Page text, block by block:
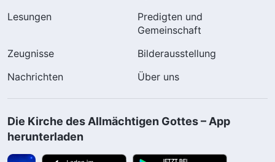
Lesungen
Predigten und
Gemeinschaft
Zeugnisse
Bilderausstellung
Nachrichten
Über uns
Die Kirche des Allmächtigen Gottes – App
herunterladen